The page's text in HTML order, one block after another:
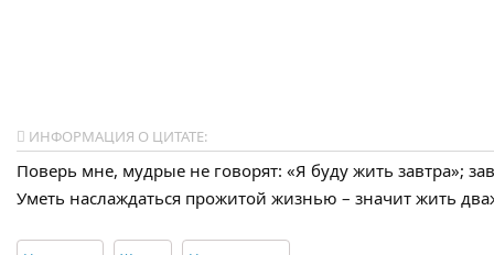
ИНФОРМАЦИЯ О ЦИТАТЕ:
Поверь мне, мудрые не говорят: «Я буду жить завтра»;
Уметь наслаждаться прожитой жизнью – значит жить